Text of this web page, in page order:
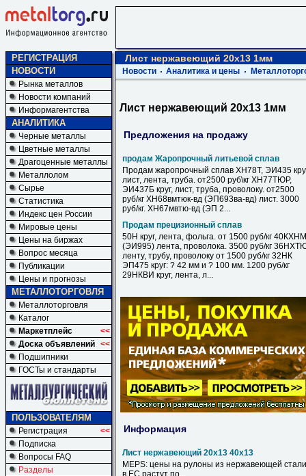
РЕГИСТРАЦИЯ
НОВОСТИ
Рынка металлов
Новости компаний
Информагентства
АНАЛИТИКА
Черные металлы
Цветные металлы
Драгоценные металлы
Металлолом
Сырье
Статистика
Индекс цен России
Мировые цены
Цены на биржах
Вопрос месяца
Публикации
Цены и прогнозы
МЕТАЛЛОТОРГОВЛЯ
Металлоторговля
Каталог
Маркетплейс
<<
Доска объявлений <<
Подшипники
ГОСТы и стандарты
ПОЛЬЗОВАТЕЛЯМ
Регистрация
<<
Подписка
Вопросы FAQ
Разделы
Лист нержавеющий 20х13 1мм
Новости Аналитика и цены
Лист нержавеющий 20х13 1мм
Предложения на продажу
продам Жаропрочный литьевой сплав
Продам жаропрочный сплав ХН78Т, ЭИ435
лист, лента, труба. от2500 руб\кг ХН77ТЮР,
ЭИ437Б круг, лист, труба, проволоку. от2500
руб/кг ХН68вмтюк-вд (ЭП693ва-вд) лист. 3000
руб/кг. ХН67мвтю-вд (ЭП 2...
Продам прецизионный сплав
50Н круг, лента, фольга. от 1500 руб/кг 40КХНМ
(ЭИ995) лента, проволока. 3500 руб/кг
ленту, трубу, проволоку от 1500 руб/кг 32НК
ЭП475 круг: ? 42 мм и ? 100 мм. 1200 руб/кг
29НКВИ круг, лента, л...
Информация
Лист нержавеющий 20х13 40х13
MEPS: цены на рулоны из нержавеющей стали
в ЕС растут по...